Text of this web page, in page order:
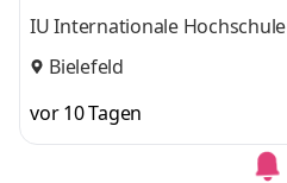
IU Internationale Hochschule
Bielefeld
vor 10 Tagen